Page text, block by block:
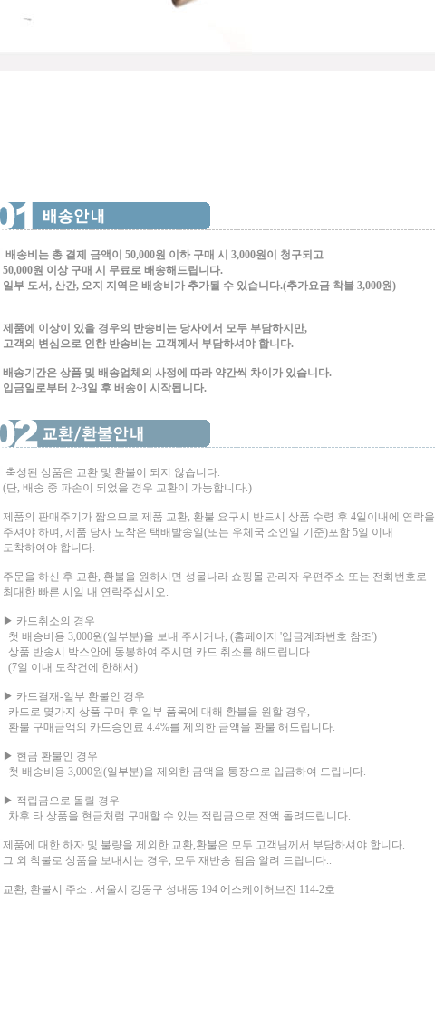
배송비는 총 결제 금액이 50,000원 이하 구매 시 3,000원이 청구되고
50,000원 이상 구매 시 무료로 배송해드립니다.
일부 도서, 산간, 오지 지역은 배송비가 추가될 수 있습니다.(추가요금 착불 3,000원)
제품에 이상이 있을 경우의 반송비는 당사에서 모두 부담하지만,
고객의 변심으로 인한 반송비는 고객께서 부담하셔야 합니다.
배송기간은 상품 및 배송업체의 사정에 따라 약간씩 차이가 있습니다.
입금일로부터 2~3일 후 배송이 시작됩니다.
축성된 상품은 교환 및 환불이 되지 않습니다.
(단, 배송 중 파손이 되었을 경우 교환이 가능합니다.)
제품의 판매주기가 짧으므로 제품 교환, 환불 요구시 반드시 상품 수령 후 4일이내에 연락을
주셔야 하며, 제품 당사 도착은 택배발송일(또는 우체국 소인일 기준)포함 5일 이내
도착하여야 합니다.
주문을 하신 후 교환, 환불을 원하시면 성물나라 쇼핑몰 관리자 우편주소 또는 전화번호로
최대한 빠른 시일 내 연락주십시오.
▶ 카드취소의 경우
첫 배송비용 3,000원(일부분)을 보내 주시거나, (홈페이지 '입금계좌번호 참조')
상품 반송시 박스안에 동봉하여 주시면 카드 취소를 해드립니다.
(7일 이내 도착건에 한해서)
▶ 카드결재-일부 환불인 경우
카드로 몇가지 상품 구매 후 일부 품목에 대해 환불을 원할 경우,
환불 구매금액의 카드승인료 4.4%를 제외한 금액을 환불 해드립니다.
▶ 현금 환불인 경우
첫 배송비용 3,000원(일부분)을 제외한 금액을 통장으로 입금하여 드립니다.
▶ 적립금으로 돌릴 경우
차후 타 상품을 현금처럼 구매할 수 있는 적립금으로 전액 돌려드립니다.
제품에 대한 하자 및 불량을 제외한 교환,환불은 모두 고객님께서 부담하셔야 합니다.
그 외 착불로 상품을 보내시는 경우, 모두 재반송 됨음 알려 드립니다..
교환, 환불시 주소 : 서울시 강동구 성내동 194 에스케이허브진 114-2호